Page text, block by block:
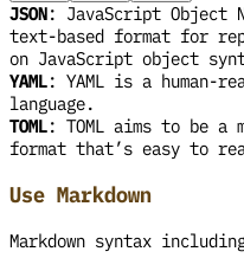
JSON: JavaScript Object
text-based format for
on JavaScript object
YAML: YAML is a human-
language.
TOML: TOML aims to be
format that’s easy to
Use Markdown
Markdown syntax